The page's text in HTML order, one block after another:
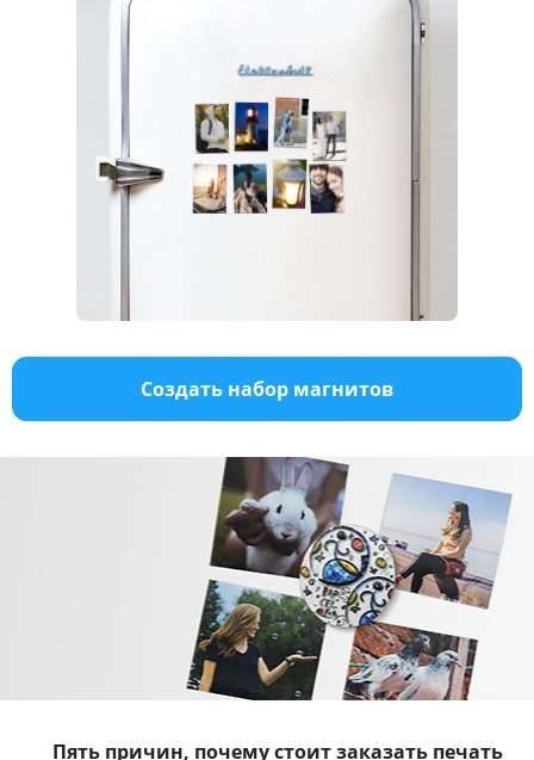
Создать набор магнитов
Пять причин, почему стоит заказать печать